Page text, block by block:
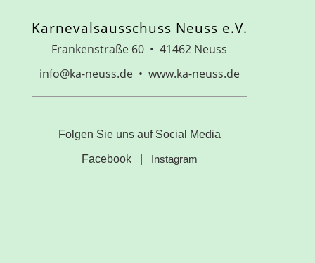
Karnevalsausschuss Neuss e.V.
Frankenstraße 60 • 41462 Neuss
info@ka-neuss.de • www.ka-neuss.de
Folgen Sie uns auf Social Media
Facebook| Instagram